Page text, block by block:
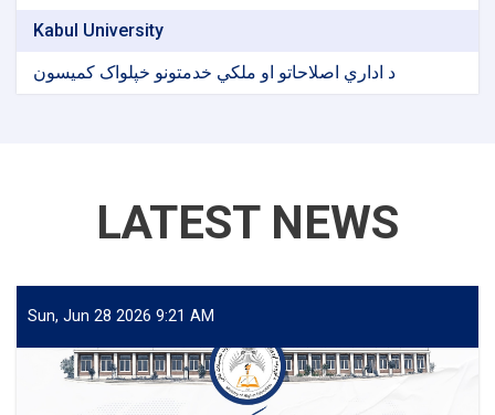
Kabul University
د اداري اصلاحاتو او ملکي خدمتونو خپلواک کمیسون
LATEST NEWS
Sun, Jun 28 2026 9:21 AM